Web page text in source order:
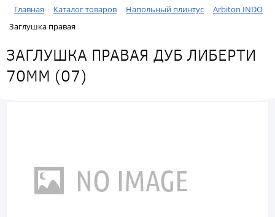
Главная Каталог товаров Напольный плинтус
Arbiton INDO
Заглушка правая
ЗАГЛУШКА ПРАВАЯ ДУБ ЛИБЕРТИ
70ММ (07)